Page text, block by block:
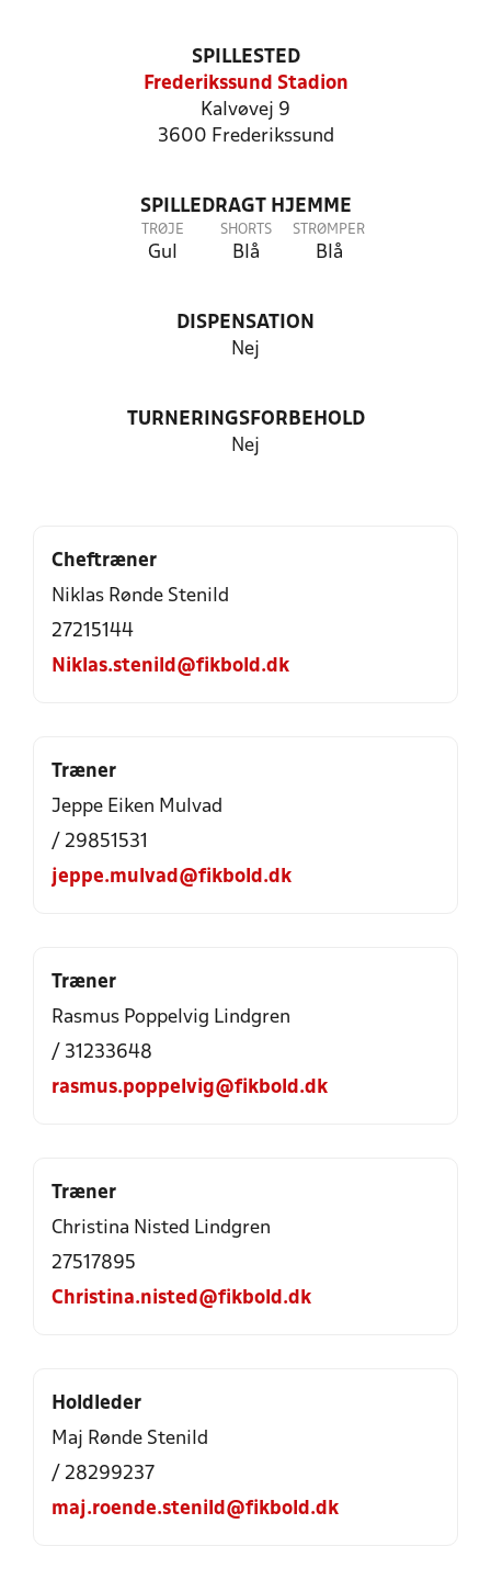
SPILLESTED
Frederikssund Stadion
Kalvøvej 9
3600 Frederikssund
SPILLEDRAGT HJEMME
TRØJE
Gul
SHORTS
Blå
STRØMPER
Blå
DISPENSATION
Nej
TURNERINGSFORBEHOLD
Nej
Cheftræner
Niklas Rønde Stenild
27215144
Niklas.stenild@fikbold.dk
Træner
Jeppe Eiken Mulvad
/ 29851531
jeppe.mulvad@fikbold.dk
Træner
Rasmus Poppelvig Lindgren
/ 31233648
rasmus.poppelvig@fikbold.dk
Træner
Christina Nisted Lindgren
27517895
Christina.nisted@fikbold.dk
Holdleder
Maj Rønde Stenild
/ 28299237
maj.roende.stenild@fikbold.dk